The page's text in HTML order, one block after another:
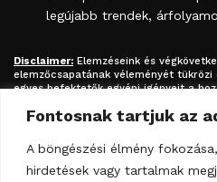
Fontosnak tartjuk az
A böngészési élmény
hirdetések vagy tartalmak
legújabb trendek,
Disclaimer: Elemzéseink és
elemzőcsapatának véleményét tükrözi
egyes befektetők egyéni igényeit a
befektetési tanácsadásnak,
kriptovaluta / token / ICO / cloud
eladására vonatkozó felhívásnak azok
szolgálnak. Minden befektetés
megalapozó információk és